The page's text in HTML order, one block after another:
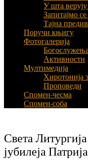
У шта
Запитајмо
Тајна
Поручи књигу
Фотогалерија
Активности
Мултимедија
Хиротонија
Проповеди
Спомен-чесма
Спомен-соба
Света
јубилеја